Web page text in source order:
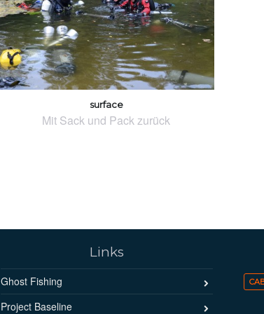
surface
Mit Sack und Pack zurück
Links
Ghost Fishing
Project Baseline